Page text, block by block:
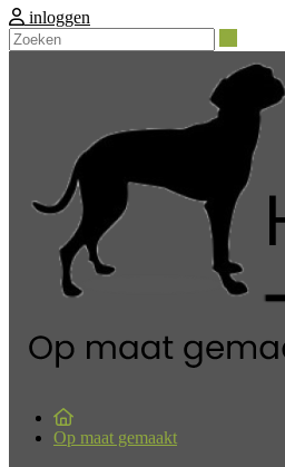
inloggen
Op maat gemaakt